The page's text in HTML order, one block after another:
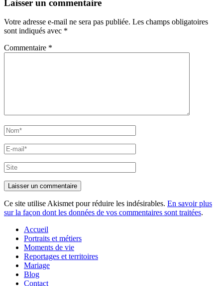
Laisser un commentaire
Votre adresse e-mail ne sera pas publiée. Les champs obligatoires
sont indiqués avec *
Commentaire *
Nom*
E-
mail*
Site
Ce site utilise Akismet pour réduire les indésirables. En savoir plus
sur la façon dont les données de vos commentaires sont traitées.
Accueil
Portraits et métiers
Moments de vie
Reportages et territoires
Mariage
Blog
Contact